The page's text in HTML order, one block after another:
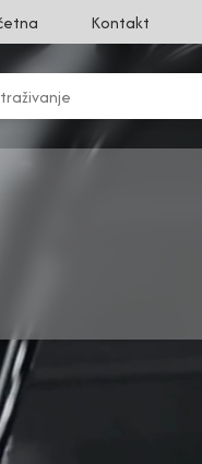
Kontakt